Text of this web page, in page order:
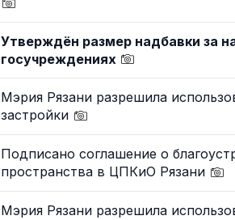
Утверждён размер надбавки за
госучреждениях
Мэрия Рязани разрешила
застройки
Подписано соглашение о
пространства в ЦПКиО Рязани
Мэрия Рязани разрешила